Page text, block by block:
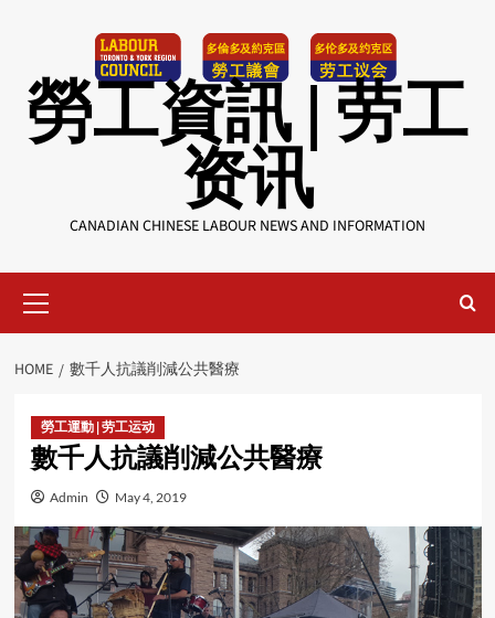
勞工資訊 | 劳工
资讯
CANADIAN CHINESE LABOUR NEWS AND INFORMATION
Menu
HOME 數千人抗議削減公共醫療
勞工運動 | 劳工运动
數千人抗議削減公共醫療
Admin May 4, 2019